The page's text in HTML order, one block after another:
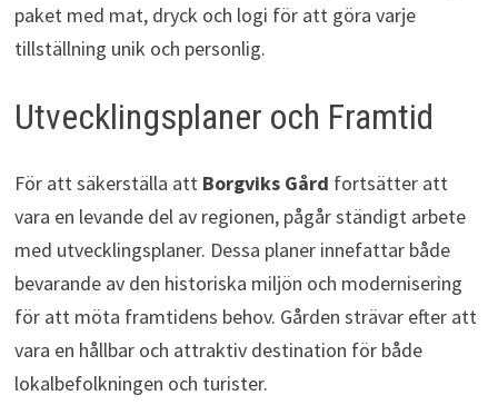
paket med mat, dryck och logi för att göra varje
tillställning unik och personlig.
Utvecklingsplaner och Framtid
För att säkerställa att Borgviks Gård fortsätter att
vara en levande del av regionen, pågår ständigt arbete
med utvecklingsplaner. Dessa planer innefattar både
bevarande av den historiska miljön och modernisering
för att möta framtidens behov. Gården strävar efter att
vara en hållbar och attraktiv destination för både
lokalbefolkningen och turister.